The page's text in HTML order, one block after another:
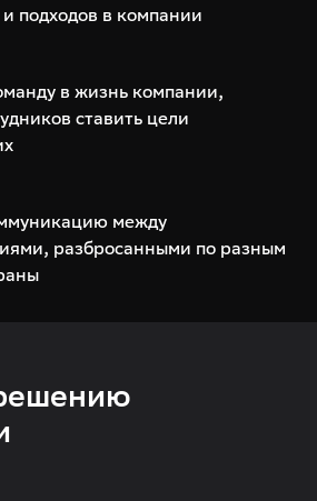
подходов в компании
в жизнь компании,
ставить цели
между
разбросанными по разным